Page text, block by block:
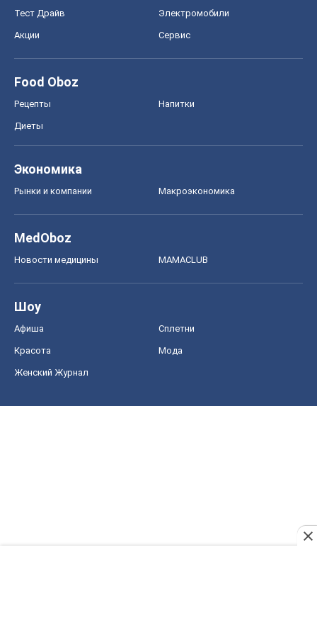
Тест Драйв Электромобили
Акции Сервис
Food Oboz
Рецепты Напитки
Диеты
Экономика
Рынки и компании Mакроэкономика
MedOboz
Новости медицины MAMACLUB
Шоу
Афиша Сплетни
Красота Мода
Женский Журнал